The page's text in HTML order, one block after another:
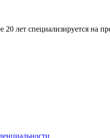
лет специализируется на